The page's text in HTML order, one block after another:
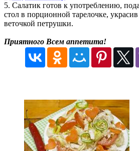
5. Салатик готов к употреблению,
стол в порционной тарелочке,
веточкой петрушки.
Приятного Всем аппетита!